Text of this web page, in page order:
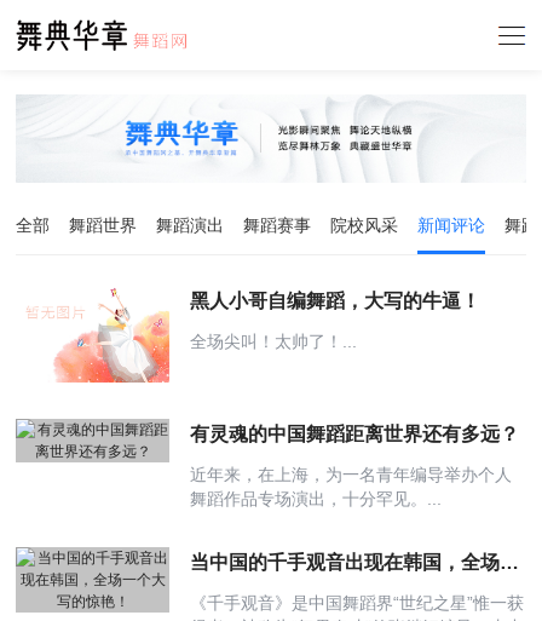
全部 舞蹈世界 舞蹈演出 舞蹈赛事 院校风采 新闻评论 舞
黑人小哥自编舞蹈，大写的牛逼！
全场尖叫！太帅了！...
有灵魂的中国舞蹈距离世界还有多远？
近年来，在上海，为一名青年编导举办个人
舞蹈作品专场演出，十分罕见。...
当中国的千手观音出现在韩国，全场一个大写的惊艳！
《千手观音》是中国舞蹈界“世纪之星”惟一获